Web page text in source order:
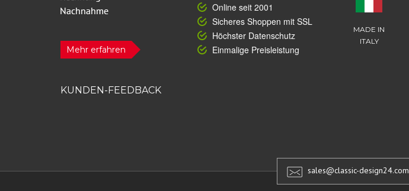
Mehr erfahren
Online seit 2001
Sicheres Shoppen mit SSL
Höchster Datenschutz
Einmalige Preisleistung
MADE IN
ITALY
KUNDEN-FEEDBACK
sales@classic-design24.com